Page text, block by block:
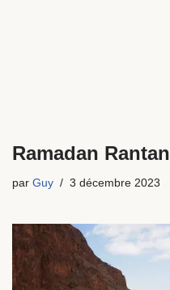
Ramadan
par Guy 3 décembre 2023